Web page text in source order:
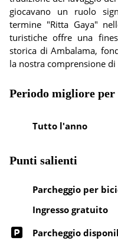
giocavano un ruolo
termine "Ritta Gaya"
turistiche offre una
storica di Ambalama,
la nostra comprensione
Periodo migliore
Tutto l'anno
Punti salienti
Parcheggio per
Ingresso gratuito
Parcheggio